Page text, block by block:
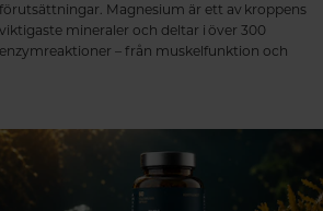
förutsättningar. Magnesium är ett av kroppens
viktigaste mineraler och deltar i över 300
enzymreaktioner – från muskelfunktion och